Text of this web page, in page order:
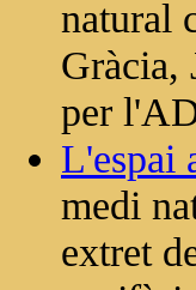
natural
Gràcia,
per
L'espai
medi
extret